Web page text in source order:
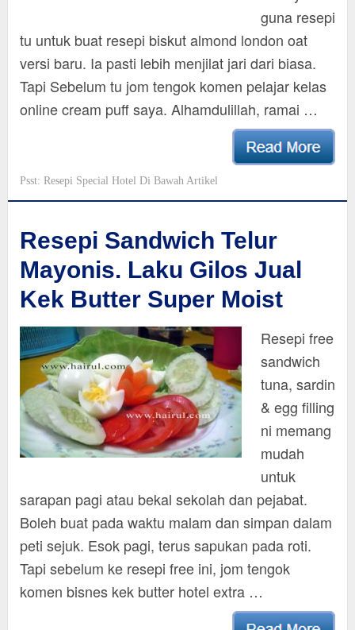
guna resepi
tu untuk buat resepi biskut almond london oat
versi baru. Ia pasti lebih menjilat jari dari biasa.
Tapi Sebelum tu jom tengok komen pelajar kelas
online cream puff saya. Alhamdulillah, ramai …
Psst: Resepi Special Hotel Di Bawah Artikel
Resepi Sandwich Telur
Mayonis. Laku Gilos Jual
Kek Butter Super Moist
Resepi free
sandwich
tuna, sardin
& egg filling
ni memang
mudah
untuk
sarapan pagi atau bekal sekolah dan pejabat.
Boleh buat pada waktu malam dan simpan dalam
peti sejuk. Esok pagi, terus sapukan pada roti.
Tapi sebelum ke resepi free ini, jom tengok
komen bisnes kek butter hotel extra …